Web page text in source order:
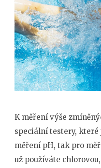
K měření výše
speciální testery,
měření pH, tak pro
už používáte